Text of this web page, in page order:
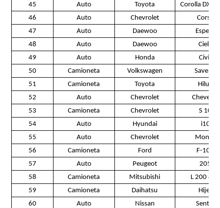
45 Auto Toyota
Corolla DXL
46
Auto Chevrolet
Corsa
47
Auto Daewoo
Espero
48
Auto Daewoo
Cielo
49
Auto Honda
Civic
50
Camioneta Volkswagen
Saveiro
51
Camioneta Toyota
Hilux
52
Auto Chevrolet
Chevette
53
Camioneta Chevrolet
S 10
54
Auto Hyundai
i10
55
Auto Chevrolet
Monza
56
Camioneta Ford
F-100
57
Auto Peugeot
205
58
Camioneta Mitsubishi
L 200 4X4
59
Camioneta Daihatsu
Hijet
60
Auto Nissan
Sentra